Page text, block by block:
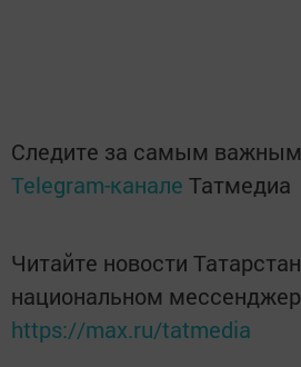
Следите за самым
Telegram-канале Татмедиа
Читайте новости
национальном
https://max.ru/tatmedia